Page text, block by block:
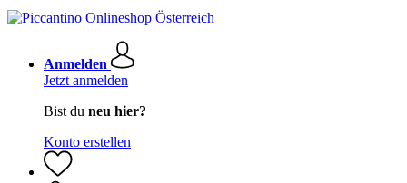
Anmelden
Jetzt anmelden
Bist du neu hier?
Konto erstellen